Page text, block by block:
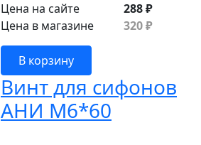
Цена на сайте
288 ₽
Цена в магазине
320 ₽
В корзину
Винт для сифонов
АНИ М6*60